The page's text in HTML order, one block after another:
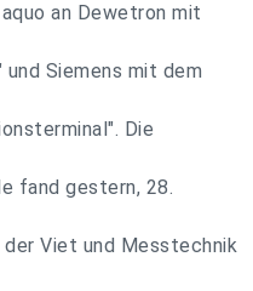
an Dewetron mit
Siemens mit dem
Die
fand gestern, 28.
Viet und Messtechnik